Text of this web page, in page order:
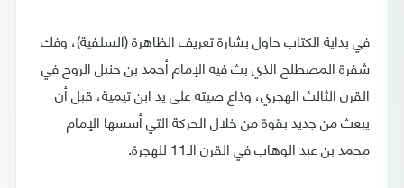
في بداية الكتاب حاول بشارة تعريف الظاهرة (السلفية)، وفك
شفرة المصطلح الذي بث فيه الإمام أحمد بن حنبل الروح في
القرن الثالث الهجري، وذاع صيته على يد ابن تيمية، قبل أن
يبعث من جديد بقوة من خلال الحركة التي أسسها الإمام
محمد بن عبد الوهاب في القرن الـ11 للهجرة.